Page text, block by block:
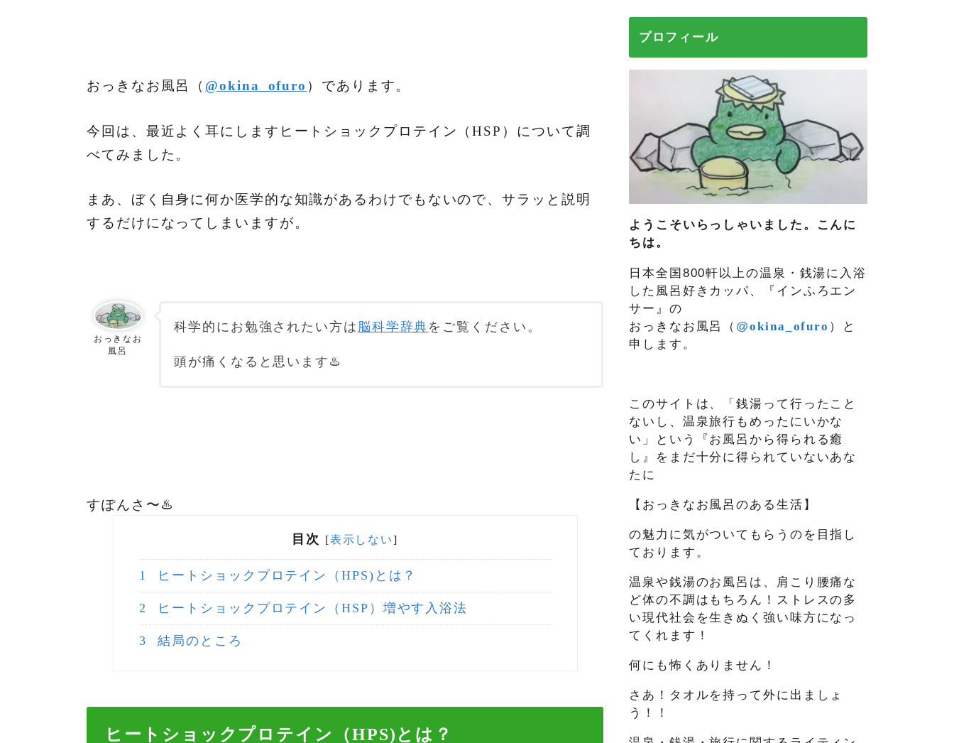
おっきなお風呂（ @okina_ofuro ）であります。
今回は、最近よく耳にしますヒートショックプロテイン（HSP）について調
べてみました。
まあ、ぼく自身に何か医学的な知識があるわけでもないので、サラッと説明
するだけになってしまいますが。
おっきなお
風呂
科学的にお勉強されたい方は 脳科学辞典 をご覧ください。
頭が痛くなると思います♨️
すぽんさ〜♨️
目次 [表示しない]
1 ヒートショックプロテイン（HPS)とは？
2 ヒートショックプロテイン（HSP）増やす入浴法
3 結局のところ
ヒートショックプロテイン（HPS)とは？
プロフィール
ようこそいらっしゃいました。こんに
ちは。
日本全国800軒以上の温泉・銭湯に入浴
した風呂好きカッパ、『インふろエン
サー』の
おっきなお風呂（ @okina_ofuro ）
と
申します。
このサイトは、「銭湯って行ったこと
ないし、温泉旅行もめったにいかな
い」という『お風呂から得られる癒
し』をまだ十分に得られていないあな
たに
【おっきなお風呂のある生活】
の魅力に気がついてもらうのを目指し
ております。
温泉や銭湯のお風呂は、肩こり腰痛な
ど体の不調はもちろん！ストレスの多
い現代社会を生きぬく強い味方になっ
てくれます！
何にも怖くありません！
さあ！タオルを持って外に出ましょ
う！！